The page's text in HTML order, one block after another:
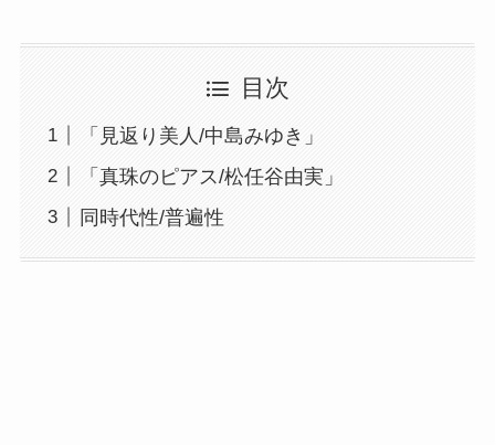
目次
「見返り美人/中島みゆき」
「真珠のピアス/松任谷由実」
同時代性/普遍性